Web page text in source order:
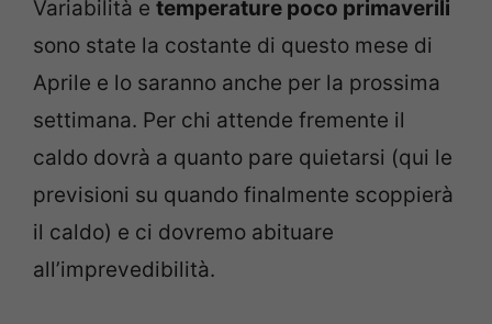
Variabilità e temperature poco primaverili
sono state la costante di questo mese di
Aprile e lo saranno anche per la prossima
settimana. Per chi attende fremente il
caldo dovrà a quanto pare quietarsi (qui le
previsioni su quando finalmente scoppierà
il caldo) e ci dovremo abituare
all’imprevedibilità.